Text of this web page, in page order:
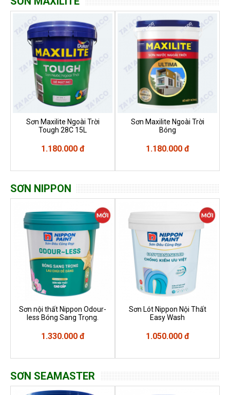
Sơn Maxilite Ngoài Trời
Tough 28C 15L
1.180.000 đ
Sơn Maxilite Ngoài Trời
Bóng
1.180.000 đ
SƠN NIPPON
Sơn nội thất Nippon Odour-
less Bóng Sang Trọng.
1.330.000 đ
Sơn Lót Nippon Nội Thất
Easy Wash
1.050.000 đ
SƠN SEAMASTER